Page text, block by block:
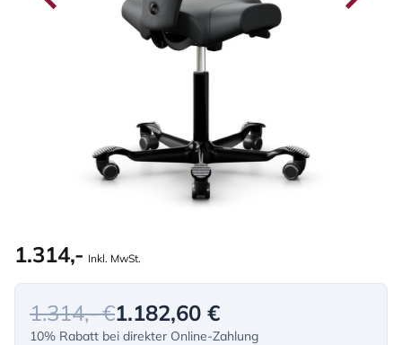
1.314,- Inkl. MwSt.
1.314,- €1.182,60 €
10% Rabatt bei direkter Online-Zahlung